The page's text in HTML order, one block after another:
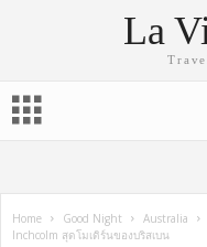
La
Home Good Night Australia
Inchcolm สุดโมเดิร์นของบริสเบน